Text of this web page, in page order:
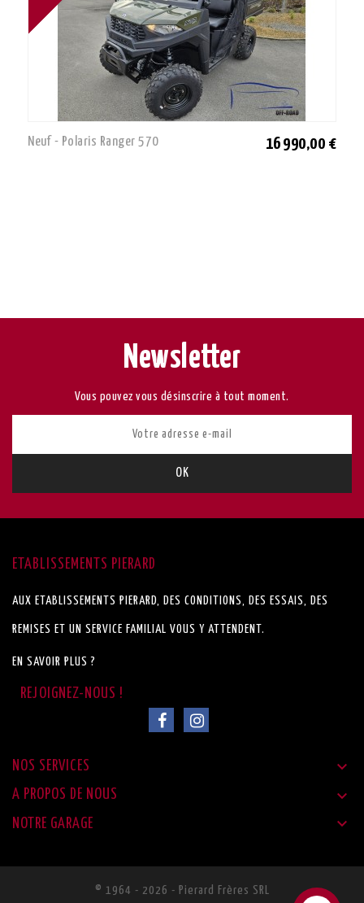
Neuf - Polaris Ranger 570 16 990,00 €
Newsletter
Vous pouvez vous désinscrire à tout moment.
ETABLISSEMENTS PIERARD
AUX ETABLISSEMENTS PIERARD, DES CONDITIONS, DES ESSAIS, DES
REMISES ET UN SERVICE FAMILIAL VOUS Y ATTENDENT.
EN SAVOIR PLUS ?
NOS SERVICES 
A PROPOS DE NOUS 
NOTRE GARAGE 
© 1964 - 2026 - Pierard Frères SRL